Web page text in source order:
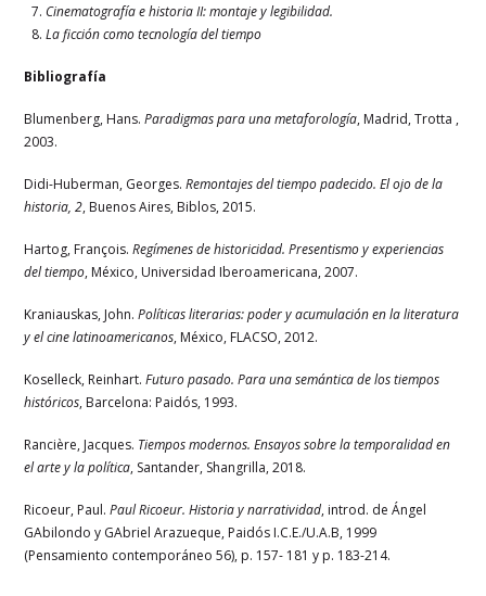
Cinematografía e historia II: montaje y legibilidad.
La ficción como tecnología del tiempo
Bibliografía
Blumenberg, Hans.Paradigmas para una metaforología, Madrid, Trotta ,
2003.
Didi-Huberman, Georges.Remontajes del tiempo padecido. El ojo de la
historia, 2, Buenos Aires, Biblos, 2015.
Hartog, François.Regímenes de historicidad. Presentismo y experiencias
del tiempo, México, Universidad Iberoamericana, 2007.
Kraniauskas, John.Políticas literarias: poder y acumulación en la literatura
y el cine latinoamericanos, México, FLACSO, 2012.
Koselleck, Reinhart.Futuro pasado. Para una semántica de los tiempos
históricos, Barcelona: Paidós, 1993.
Rancière, Jacques. Tiempos modernos. Ensayos sobre la temporalidad en
el arte y la política, Santander, Shangrilla, 2018.
Ricoeur, Paul.Paul Ricoeur. Historia y narratividad, introd. de Ángel
GAbilondo y GAbriel Arazueque, Paidós I.C.E./U.A.B, 1999
(Pensamiento contemporáneo 56), p. 157- 181 y p. 183-214.